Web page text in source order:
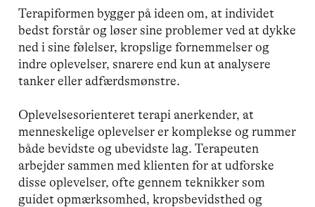
Terapiformen bygger på ideen om, at individet
bedst forstår og løser sine problemer ved at dykke
ned i sine følelser, kropslige fornemmelser og
indre oplevelser, snarere end kun at analysere
tanker eller adfærdsmønstre.
Oplevelsesorienteret terapi anerkender, at
menneskelige oplevelser er komplekse og rummer
både bevidste og ubevidste lag. Terapeuten
arbejder sammen med klienten for at udforske
disse oplevelser, ofte gennem teknikker som
guidet opmærksomhed, kropsbevidsthed og